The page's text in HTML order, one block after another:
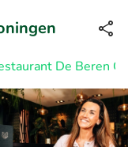
bis 23:00 Uhr (max
0,09€/Min)
De Beren